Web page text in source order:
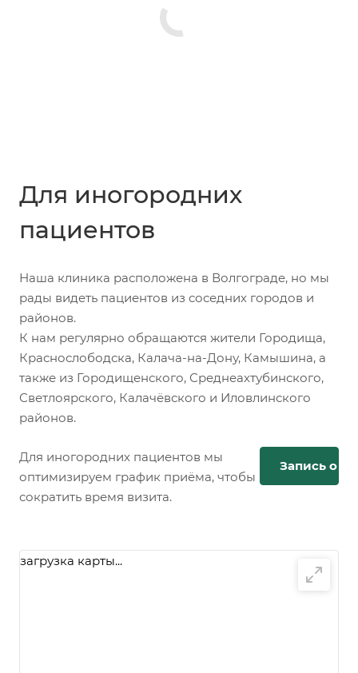
Для иногородних
пациентов
Наша клиника расположена в Волгограде, но мы
рады видеть пациентов из соседних городов и
районов.
К нам регулярно обращаются жители Городища,
Краснослободска, Калача-на-Дону, Камышина, а
также из Городищенского, Среднеахтубинского,
Светлоярского, Калачёвского и Иловлинского
районов.
Для иногородних пациентов мы
оптимизируем график приёма, чтобы
сократить время визита.
Запись
загрузка карты...